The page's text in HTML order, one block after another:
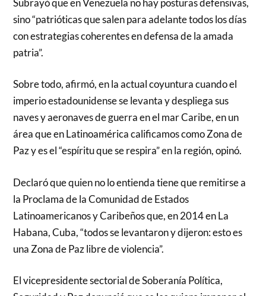
sino “patrióticas que salen para adelante todos los días
con estrategias coherentes en defensa de la amada
patria”.
Sobre todo, afirmó, en la actual coyuntura cuando el
imperio estadounidense se levanta y despliega sus
naves y aeronaves de guerra en el mar Caribe, en un
área que en Latinoamérica calificamos como Zona de
Paz y es el “espíritu que se respira” en la región, opinó.
Declaró que quien no lo entienda tiene que remitirse a
la Proclama de la Comunidad de Estados
Latinoamericanos y Caribeños que, en 2014 en La
Habana, Cuba, “todos se levantaron y dijeron: esto es
una Zona de Paz libre de violencia”.
El vicepresidente sectorial de Soberanía Política,